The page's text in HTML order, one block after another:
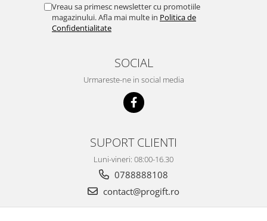
Vreau sa primesc newsletter cu promotiile
magazinului. Afla mai multe in Politica de
Confidentialitate
SOCIAL
Urmareste-ne in social media
SUPORT CLIENTI
Luni-vineri: 08:00-16.30
0788888108
contact@progift.ro